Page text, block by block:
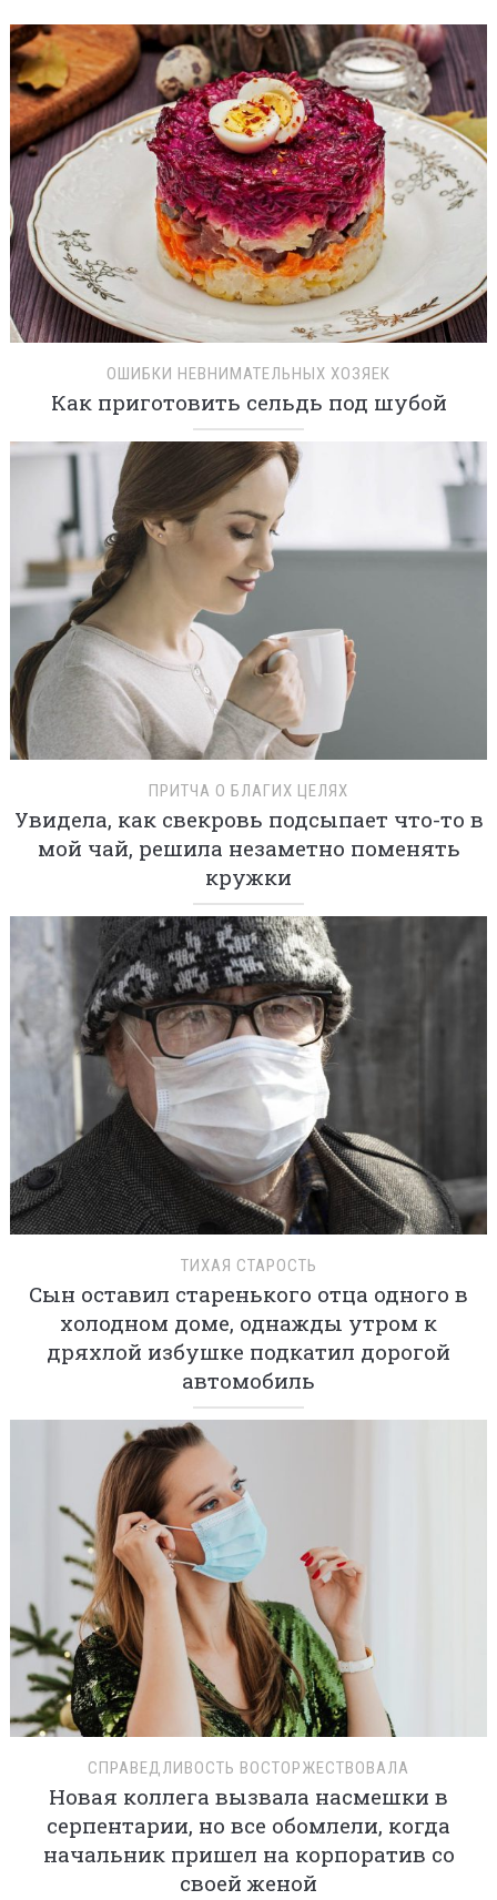
ОШИБКИ НЕВНИМАТЕЛЬНЫХ ХОЗЯЕК
Как приготовить сельдь под шубой
ПРИТЧА О БЛАГИХ ЦЕЛЯХ
Увидела, как свекровь подсыпает что-то в
мой чай, решила незаметно поменять
кружки
ТИХАЯ СТАРОСТЬ
Сын оставил старенького отца одного в
холодном доме, однажды утром к
дряхлой избушке подкатил дорогой
автомобиль
СПРАВЕДЛИВОСТЬ ВОСТОРЖЕСТВОВАЛА
Новая коллега вызвала насмешки в
серпентарии, но все обомлели, когда
начальник пришел на корпоратив со
своей женой